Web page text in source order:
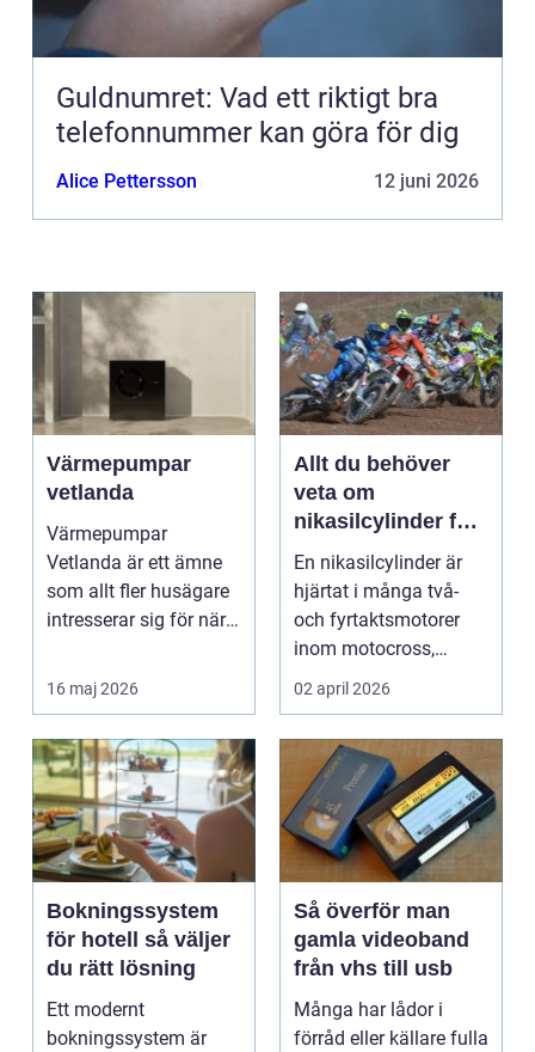
Guldnumret: Vad ett riktigt bra
telefonnummer kan göra för dig
Alice Pettersson 12 juni 2026
Värmepumpar
vetlanda
Värmepumpar
Vetlanda är ett ämne
som allt fler husägare
intresserar sig för när
16 maj 2026
Allt du behöver
veta om
nikasilcylinder för
motorcykel och
snöskoter
En nikasilcylinder är
hjärtat i många två-
och fyrtaktsmotorer
inom motocross,
enduro och
snöskoter....
02 april 2026
Bokningssystem
för hotell så väljer
du rätt lösning
Ett modernt
bokningssystem är
Så överför man
gamla videoband
från vhs till usb
Många har lådor i
förråd eller källare fulla